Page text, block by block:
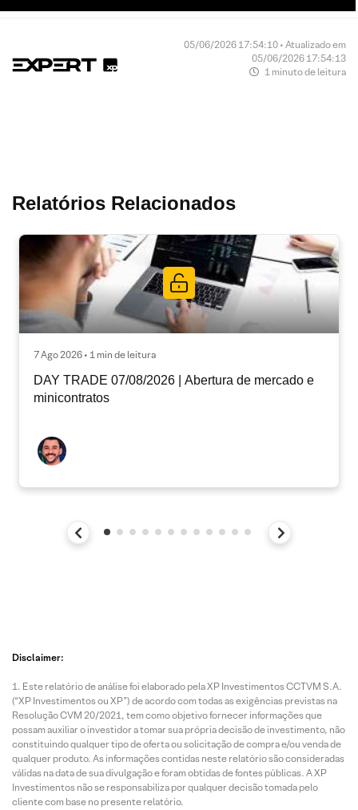
05/06/2026 17:54:10 • Atualizado em
05/06/2026 17:54:13
1 minuto de leitura
Relatórios Relacionados
7 Ago 2026 • 1 min de leitura
DAY TRADE 07/08/2026 | Abertura de mercado e
minicontratos
Disclaimer:
Este relatório de análise foi elaborado pela XP Investimentos CCTVM S.A.
(“XP Investimentos ou XP”) de acordo com todas as exigências previstas na
Resolução CVM 20/2021, tem como objetivo fornecer informações que
possam auxiliar o investidor a tomar sua própria decisão de investimento, não
constituindo qualquer tipo de oferta ou solicitação de compra e/ou venda de
qualquer produto. As informações contidas neste relatório são consideradas
válidas na data de sua divulgação e foram obtidas de fontes públicas. A XP
Investimentos não se responsabiliza por qualquer decisão tomada pelo
cliente com base no presente relatório.